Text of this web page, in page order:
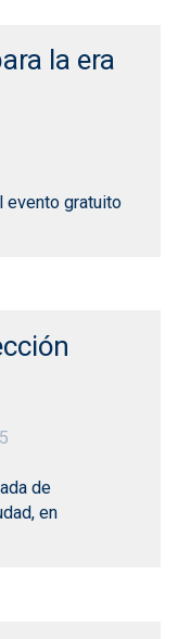
la era
evento gratuito
de
en